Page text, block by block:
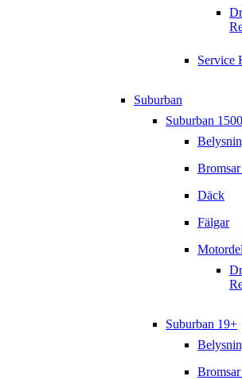
Service
Suburban
Suburban
Däck
Fälgar
Suburban 19+